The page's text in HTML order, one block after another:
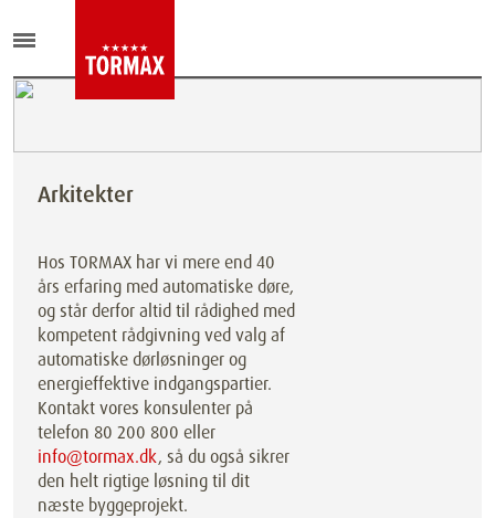
Arkitekter
Hos TORMAX har vi mere end 40
års erfaring med automatiske døre,
og står derfor altid til rådighed med
kompetent rådgivning ved valg af
automatiske dørløsninger og
energieffektive indgangspartier.
Kontakt vores konsulenter på
telefon 80 200 800 eller
info@tormax.dk, så du også sikrer
den helt rigtige løsning til dit
næste byggeprojekt.